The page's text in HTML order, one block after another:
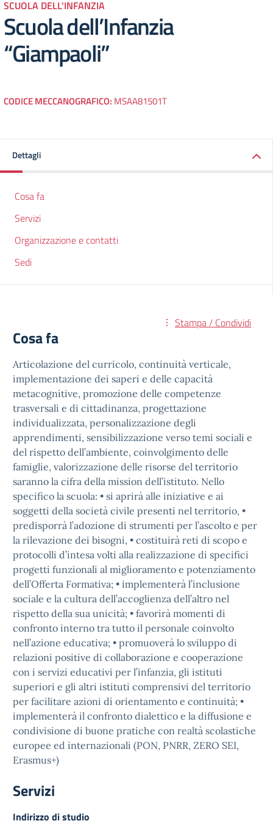
SCUOLA DELL'INFANZIA
Scuola dell’Infanzia
“Giampaoli”
CODICE MECCANOGRAFICO: MSAA81501T
Dettagli
Cosa fa
Servizi
Organizzazione e contatti
Sedi
Stampa / Condividi
Cosa fa
Articolazione del curricolo, continuità verticale,
implementazione dei saperi e delle capacità
metacognitive, promozione delle competenze
trasversali e di cittadinanza, progettazione
individualizzata, personalizzazione degli
apprendimenti, sensibilizzazione verso temi sociali e
del rispetto dell’ambiente, coinvolgimento delle
famiglie, valorizzazione delle risorse del territorio
saranno la cifra della mission dell’istituto. Nello
specifico la scuola: • si aprirà alle iniziative e ai
soggetti della società civile presenti nel territorio, •
predisporrà l’adozione di strumenti per l’ascolto e per
la rilevazione dei bisogni, • costituirà reti di scopo e
protocolli d’intesa volti alla realizzazione di specifici
progetti funzionali al miglioramento e potenziamento
dell’Offerta Formativa; • implementerà l’inclusione
sociale e la cultura dell’accoglienza dell’altro nel
rispetto della sua unicità; • favorirà momenti di
confronto interno tra tutto il personale coinvolto
nell’azione educativa; • promuoverà lo sviluppo di
relazioni positive di collaborazione e cooperazione
con i servizi educativi per l’infanzia, gli istituti
superiori e gli altri istituti comprensivi del territorio
per facilitare azioni di orientamento e continuità; •
implementerà il confronto dialettico e la diffusione e
condivisione di buone pratiche con realtà scolastiche
europee ed internazionali (PON, PNRR, ZERO SEI,
Erasmus+)
Servizi
Indirizzo di studio